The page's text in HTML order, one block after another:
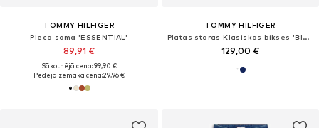
TOMMY HILFIGER
Pleca soma 'ESSENTIAL'
89,91 €
Sākotnējā cena: 99,90 €
Pēdējā zemākā cena:29,96 €
TOMMY HILFIGER
Platas staras Klasiskas bikses 'Blend Tailored Wide Leg'
129,00 €